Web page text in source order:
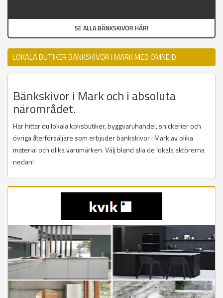
SE ALLA BÄNKSKIVOR HÄR!
LOKALA BUTIKER BÄNKSKIVOR I MARK MED OMNEJD
Bänkskivor i Mark och i absoluta
närområdet.
Här hittar du lokala köksbutiker, byggvaruhandel, snickerier och
övriga återförsäljare som erbjuder bänkskivor i Mark av olika
material och olika varumärken. Välj bland alla de lokala aktörerna
nedan!